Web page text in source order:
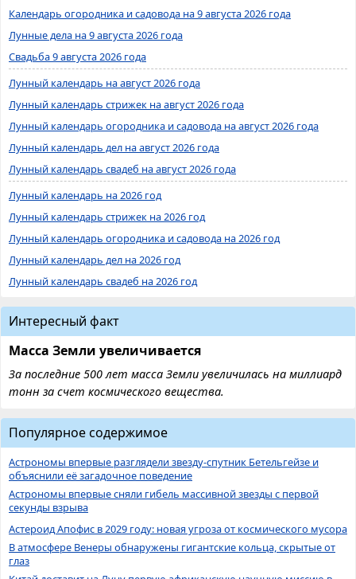
Календарь огородника и садовода на 9 августа 2026 года
Лунные дела на 9 августа 2026 года
Свадьба 9 августа 2026 года
Лунный календарь на август 2026 года
Лунный календарь стрижек на август 2026 года
Лунный календарь огородника и садовода на август 2026 года
Лунный календарь дел на август 2026 года
Лунный календарь свадеб на август 2026 года
Лунный календарь на 2026 год
Лунный календарь стрижек на 2026 год
Лунный календарь огородника и садовода на 2026 год
Лунный календарь дел на 2026 год
Лунный календарь свадеб на 2026 год
Интересный факт
Масса Земли увеличивается
За последние 500 лет масса Земли увеличилась на миллиард
тонн за счет космического вещества.
Популярное содержимое
Астрономы впервые разглядели звезду-спутник Бетельгейзе и
объяснили её загадочное поведение
Астрономы впервые сняли гибель массивной звезды с первой
секунды взрыва
Астероид Апофис в 2029 году: новая угроза от космического мусора
В атмосфере Венеры обнаружены гигантские кольца, скрытые от
глаз